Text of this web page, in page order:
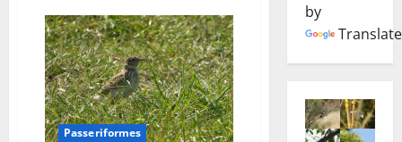
Passeriformes
by
Translate